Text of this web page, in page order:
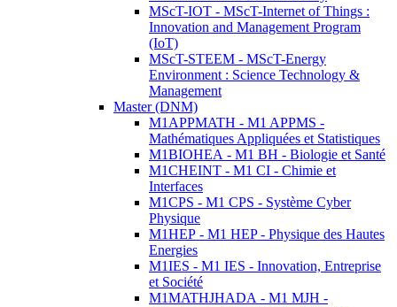
MScT-IOT - MScT-Internet of Things :
Innovation and Management Program
(IoT)
MScT-STEEM - MScT-Energy
Environment : Science Technology &
Management
Master (DNM)
M1APPMATH - M1 APPMS -
Mathématiques Appliquées et Statistiques
M1BIOHEA - M1 BH - Biologie et Santé
M1CHEINT - M1 CI - Chimie et
Interfaces
M1CPS - M1 CPS - Système Cyber
Physique
M1HEP - M1 HEP - Physique des Hautes
Energies
M1IES - M1 IES - Innovation, Entreprise
et Société
M1MATHJHADA - M1 MJH -